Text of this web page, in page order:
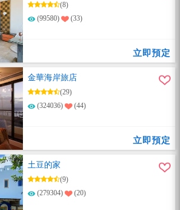
(8)
(99580)
(33)
立即預定
金華海岸旅店
(29)
(324036)
(44)
立即預定
土豆的家
(9)
(279304)
(20)